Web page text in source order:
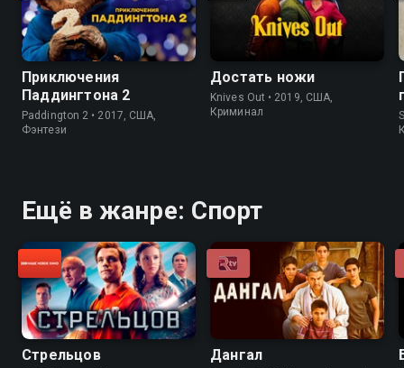
Приключения
Паддингтона 2
Paddington 2 • 2017, США,
Фэнтези
Достать ножи
Knives Out • 2019, США,
Криминал
Ещё в жанре: Спорт
Стрельцов Дангал